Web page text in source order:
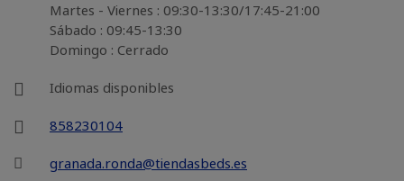
Martes - Viernes : 09:30-13:30/17:45-21:00
Sábado : 09:45-13:30
Domingo : Cerrado
Idiomas disponibles
858230104
granada.ronda@tiendasbeds.es